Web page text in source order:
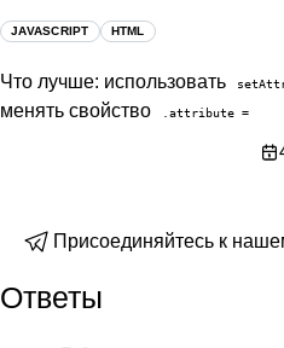
JAVASCRIPT HTML
Что лучше: использовать
менять свойство
.attribute =
Присоединяйтесь к
Ответы